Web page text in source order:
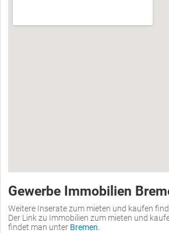
Gewerbe Immobilien
Weitere Inserate zum mieten und kaufen
Der Link zu Immobilien zum mieten und
findet man unter Bremen